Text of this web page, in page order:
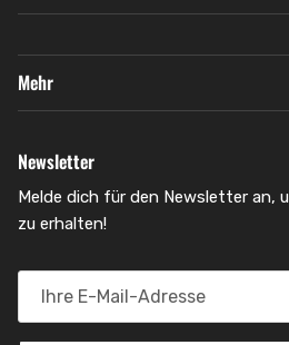
Mehr
Newsletter
Melde dich für den Newsletter an,
zu erhalten!